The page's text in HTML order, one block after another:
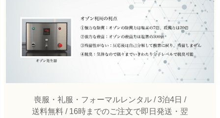
喪服・礼服・フォーマルレンタル / 3泊4日 /
送料無料 / 16時までのご注文で即日発送・翌